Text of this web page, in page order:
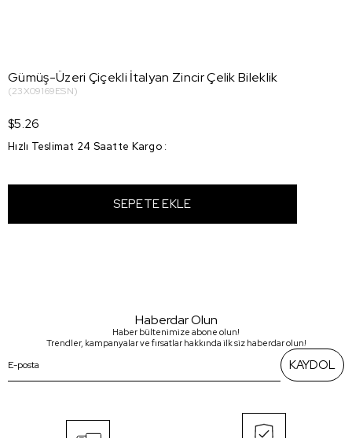
Gümüş-Üzeri Çiçekli İtalyan Zincir Çelik Bileklik
(23X09169ESN)
$5.26
Hızlı Teslimat 24 Saatte Kargo :
Haberdar Olun
Haber bültenimize abone olun!
Trendler, kampanyalar ve fırsatlar hakkında ilk siz haberdar olun!
KAYDOL